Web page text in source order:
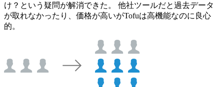
け？という疑問が解消できた。 他社ツールだと過去データ
が取れなかったり、価格が高いがTofuは高機能なのに良心
的。